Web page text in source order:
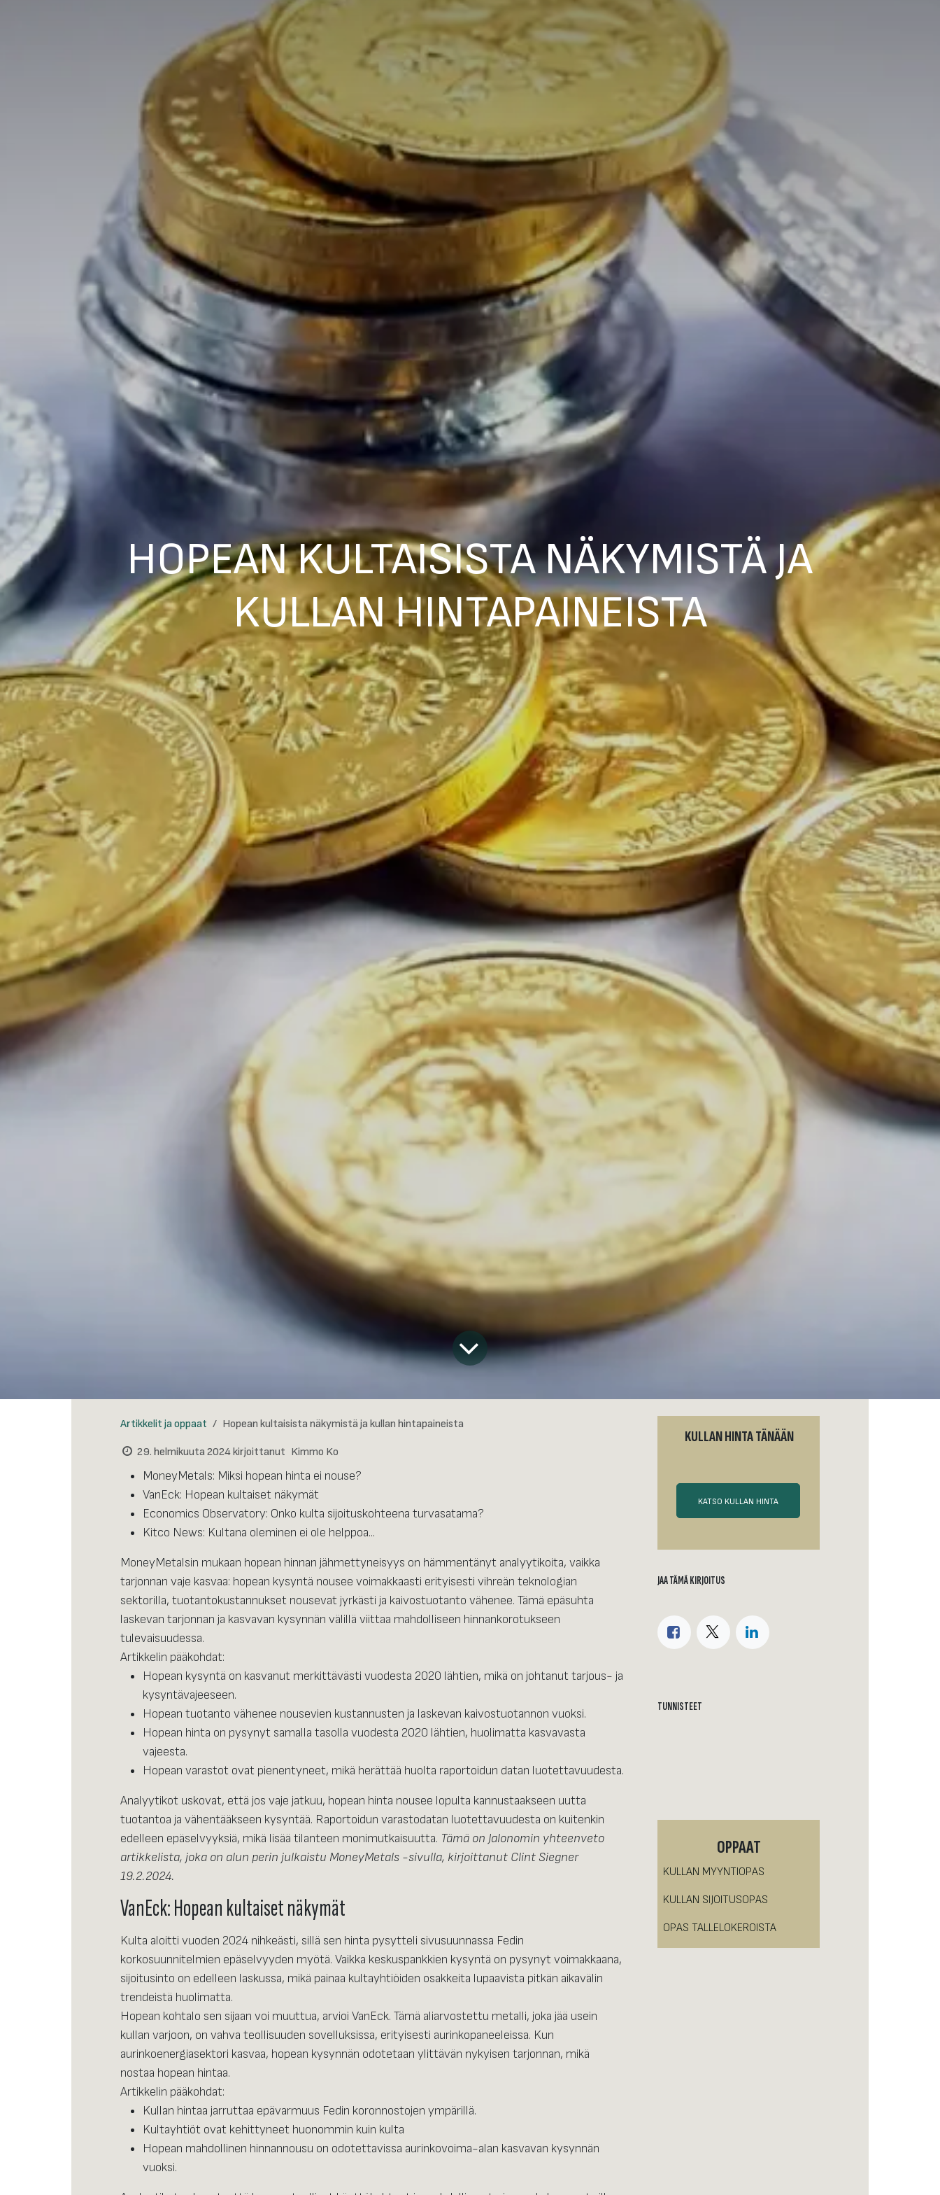
HOPEAN KULTAISISTA NÄKYMISTÄ JA
KULLAN HINTAPAINEISTA
Artikkelit ja oppaat Hopean kultaisista näkymistä ja kullan hintapaineista
29. helmikuuta 2024kirjoittanut Kimmo Ko
MoneyMetals: Miksi hopean hinta ei nouse?
VanEck: Hopean kultaiset näkymät
Economics Observatory: Onko kulta sijoituskohteena turvasatama?
Kitco News: Kultana oleminen ei ole helppoa...
MoneyMetalsin mukaan hopean hinnan jähmettyneisyys on hämmentänyt analyytikoita, vaikka
tarjonnan vaje kasvaa: hopean kysyntä nousee voimakkaasti erityisesti vihreän teknologian
sektorilla, tuotantokustannukset nousevat jyrkästi ja kaivostuotanto vähenee. Tämä epäsuhta
laskevan tarjonnan ja kasvavan kysynnän välillä viittaa mahdolliseen hinnankorotukseen
tulevaisuudessa.
Artikkelin pääkohdat:
Hopean kysyntä on kasvanut merkittävästi vuodesta 2020 lähtien, mikä on johtanut tarjous- ja
kysyntävajeeseen.
Hopean tuotanto vähenee nousevien kustannusten ja laskevan kaivostuotannon vuoksi.
Hopean hinta on pysynyt samalla tasolla vuodesta 2020 lähtien, huolimatta kasvavasta
vajeesta.
Hopean varastot ovat pienentyneet, mikä herättää huolta raportoidun datan luotettavuudesta.
Analyytikot uskovat, että jos vaje jatkuu, hopean hinta nousee lopulta kannustaakseen uutta
tuotantoa ja vähentääkseen kysyntää. Raportoidun varastodatan luotettavuudesta on kuitenkin
edelleen epäselvyyksiä, mikä lisää tilanteen monimutkaisuutta. Tämä on Jalonomin yhteenveto
artikkelista, joka on alun perin julkaistu MoneyMetals -sivulla, kirjoittanut Clint Siegner
19.2.2024.
VanEck: Hopean kultaiset näkymät
Kulta aloitti vuoden 2024 nihkeästi, sillä sen hinta pysytteli sivusuunnassa Fedin
korkosuunnitelmien epäselvyyden myötä. Vaikka keskuspankkien kysyntä on pysynyt voimakkaana,
sijoitusinto on edelleen laskussa, mikä painaa kultayhtiöiden osakkeita lupaavista pitkän aikavälin
trendeistä huolimatta.
Hopean kohtalo sen sijaan voi muuttua, arvioi VanEck. Tämä aliarvostettu metalli, joka jää usein
kullan varjoon, on vahva teollisuuden sovelluksissa, erityisesti aurinkopaneeleissa. Kun
aurinkoenergiasektori kasvaa, hopean kysynnän odotetaan ylittävän nykyisen tarjonnan, mikä
nostaa hopean hintaa.
Artikkelin pääkohdat:
Kullan hintaa jarruttaa epävarmuus Fedin koronnostojen ympärillä.
Kultayhtiöt ovat kehittyneet huonommin kuin kulta
Hopean mahdollinen hinnannousu on odotettavissa aurinkovoima-alan kasvavan kysynnän
vuoksi.
KULLAN HINTA TÄNÄÄN
KATSO KULLAN HINTA
JAA TÄMÄ KIRJOITUS
TUNNISTEET
OPPAAT
KULLAN MYYNTIOPAS
KULLAN SIJOITUSOPAS
OPAS TALLELOKEROISTA